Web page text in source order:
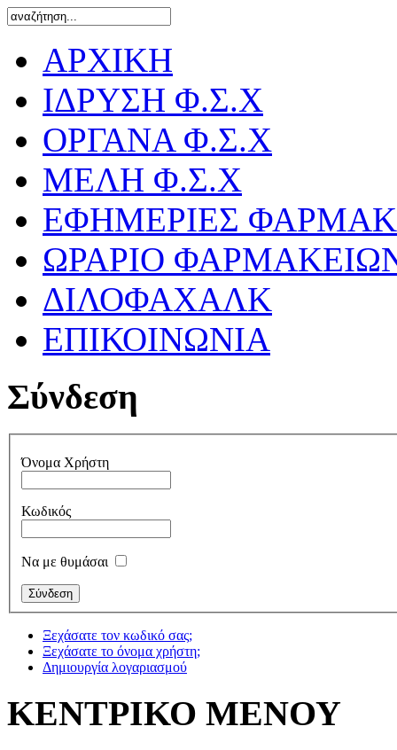
ΑΡΧΙΚΗ
ΙΔΡΥΣΗ Φ.Σ.Χ
ΟΡΓΑΝΑ Φ.Σ.Χ
ΜΕΛΗ Φ.Σ.Χ
ΕΦΗΜΕΡΙΕΣ
ΩΡΑΡΙΟ
ΔΙΛΟΦΑΧΑΛΚ
ΕΠΙΚΟΙΝΩΝΙΑ
Σύνδεση
Όνομα Χρήστη
Κωδικός
Να με θυμάσαι
Ξεχάσατε τον κωδικό σας;
Ξεχάσατε το όνομα χρήστη;
Δημιουργία λογαριασμού
ΚΕΝΤΡΙΚΟ ΜΕΝΟΥ